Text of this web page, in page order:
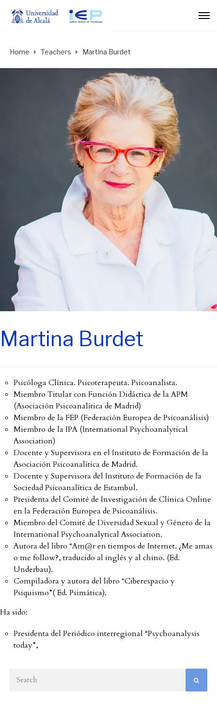
Home Teachers Martina Burdet
Martina Burdet
Psicóloga Clínica. Psicoterapeuta. Psicoanalista.
Miembro Titular con Función Didáctica de la APM
(Asociación Psicoanalítica de Madrid)
Miembro de la FEP (Federación Europea de Psicoanálisis)
Miembro de la IPA (International Psychoanalytical
Association)
Docente y Supervisora en el Instituto de Formación de la
Asociación Psicoanalítica de Madrid.
Docente y Supervisora del Instituto de Formación de la
Sociedad Psicoanalítica de Estambul.
Presidenta del Comité de Investigación de Clínica Online
en la Federación Europea de Psicoanálisis.
Miembro del Comité de Diversidad Sexual y Género de la
International Psychoanalytical Association.
Autora del libro “Am@r en tiempos de Internet. ¿Me amas
o me follow?, traducido al inglés y al chino. (Ed.
Underbau).
Compiladora y autora del libro “Ciberespacio y
Psiquismo”( Ed. Psimática).
Ha sido:
Presidenta del Periódico interregional “Psychoanalysis
today”,